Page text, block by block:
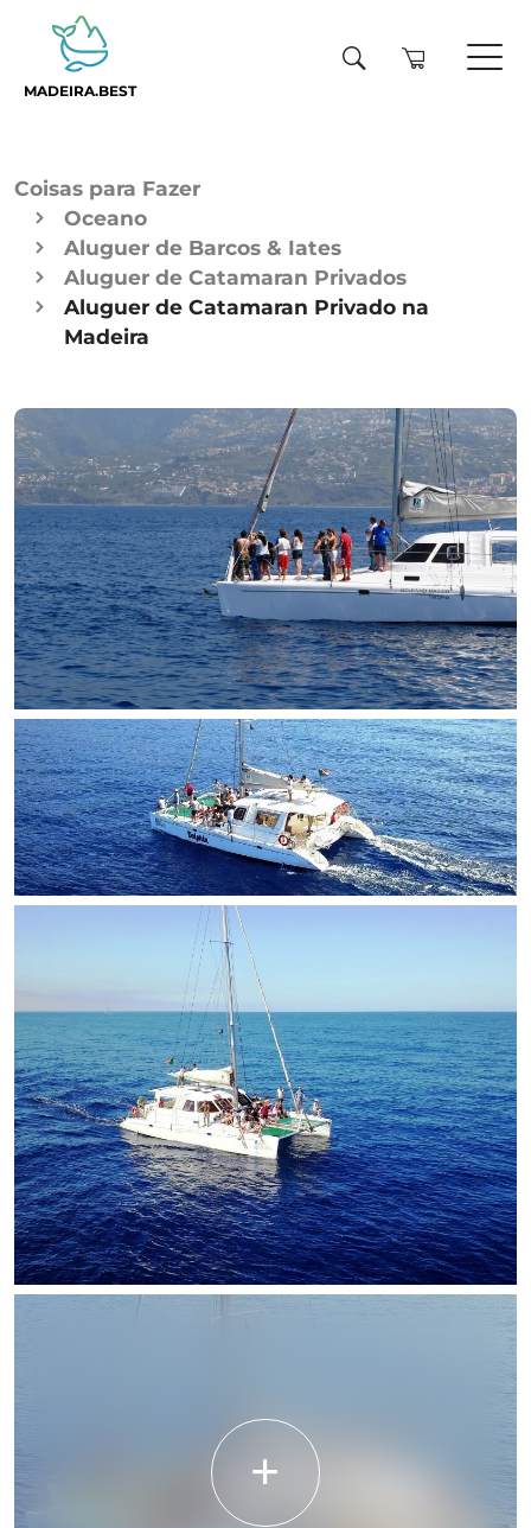
MADEIRA.BEST
Coisas para Fazer
Oceano
Aluguer de Barcos & Iates
Aluguer de Catamaran Privados
Aluguer de Catamaran Privado na
Madeira